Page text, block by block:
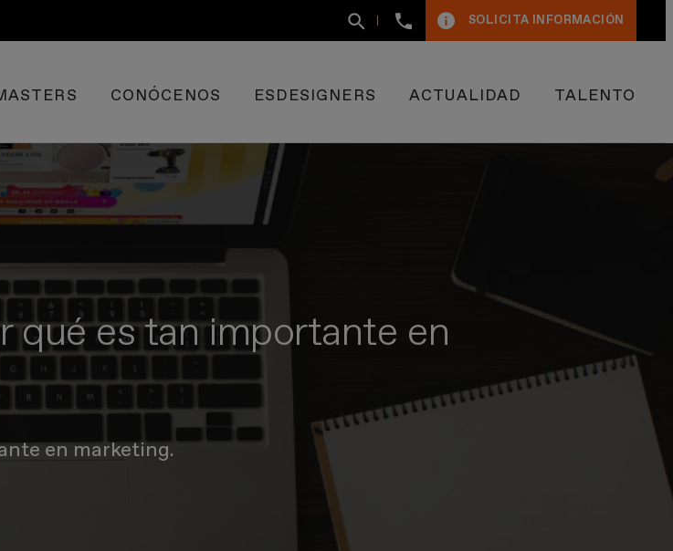
+34
93
SOLICITA INFORMACIÓN
CONÓCENOS ESDESIGNERS ACTUALIDAD TALENTO
qué es tan importante en
en marketing.